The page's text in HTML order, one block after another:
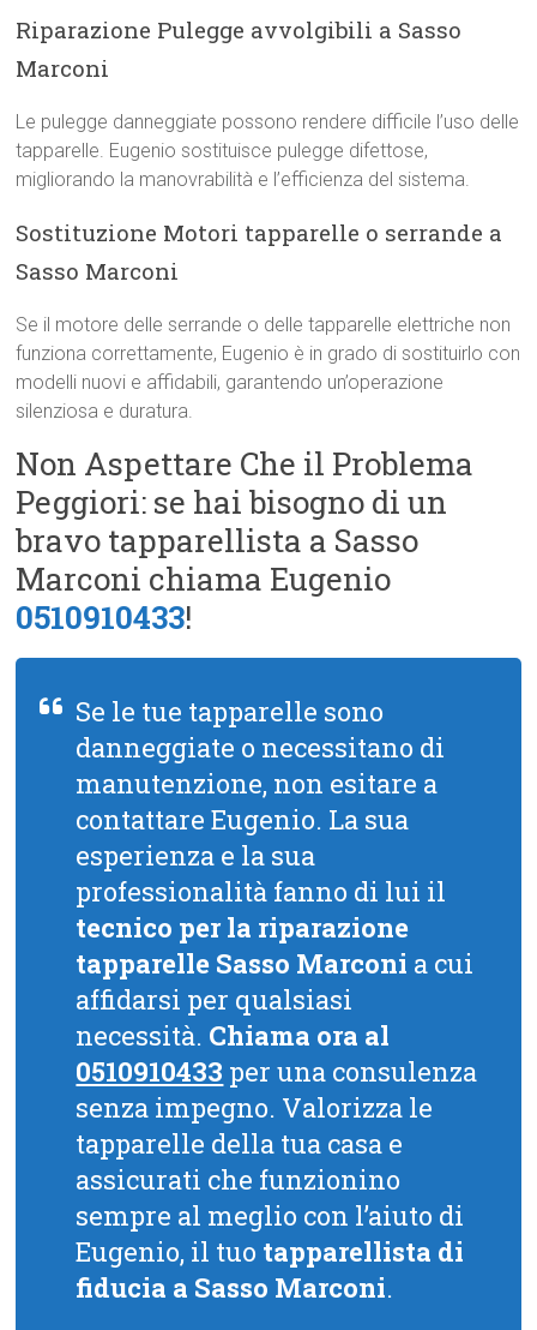
Riparazione Pulegge avvolgibili a Sasso
Marconi
Le pulegge danneggiate possono rendere difficile l’uso delle
tapparelle. Eugenio sostituisce pulegge difettose,
migliorando la manovrabilità e l’efficienza del sistema.
Sostituzione Motori tapparelle o serrande a
Sasso Marconi
Se il motore delle serrande o delle tapparelle elettriche non
funziona correttamente, Eugenio è in grado di sostituirlo con
modelli nuovi e affidabili, garantendo un’operazione
silenziosa e duratura.
Non Aspettare Che il Problema
Peggiori: se hai bisogno di un
bravo tapparellista a Sasso
Marconi chiama Eugenio
0510910433!
Se le tue tapparelle sono
danneggiate o necessitano di
manutenzione, non esitare a
contattare Eugenio. La sua
esperienza e la sua
professionalità fanno di lui il
tecnico per la riparazione
tapparelle Sasso Marconi a cui
affidarsi per qualsiasi
necessità. Chiama ora al
0510910433 per una consulenza
senza impegno. Valorizza le
tapparelle della tua casa e
assicurati che funzionino
sempre al meglio con l’aiuto di
Eugenio, il tuo tapparellista di
fiducia a Sasso Marconi.